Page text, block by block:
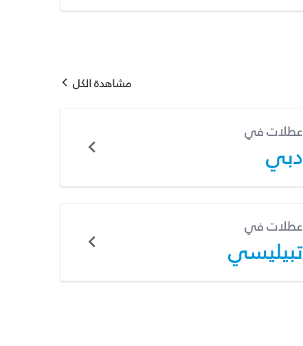
مشاهدة الكل
عطلات في
دبي
عطلات في
تبيليسي